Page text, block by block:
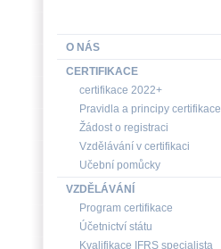
O NÁS
CERTIFIKACE
certifikace 2022+
Pravidla a principy certifikace
Žádost o registraci
Vzdělávání v certifikaci
Učební pomůcky
VZDĚLÁVÁNÍ
Program certifikace
Účetnictví státu
Kvalifikace IFRS specialista